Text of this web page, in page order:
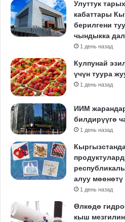
Улуттук
кабаттары
берилгени
чындыкка
1 день назад
Кулпунай
үчүн туура
1 день назад
ИИМ
билдирүүгө
1 день назад
алуу
1 день назад
Өлкөдө
кыш